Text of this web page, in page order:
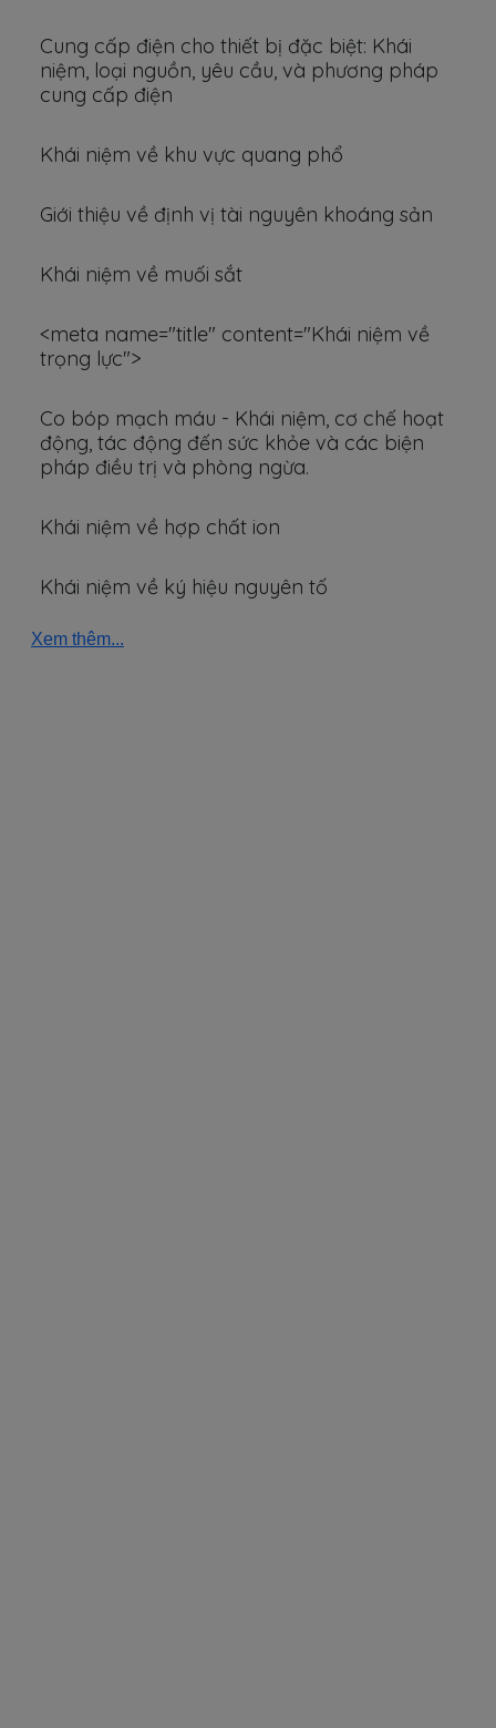
Cung cấp điện cho thiết bị đặc biệt: Khái
niệm, loại nguồn, yêu cầu, và phương pháp
cung cấp điện
Khái niệm về khu vực quang phổ
Giới thiệu về định vị tài nguyên khoáng sản
Khái niệm về muối sắt
<meta name="title" content="Khái niệm về
trọng lực">
Co bóp mạch máu - Khái niệm, cơ chế hoạt
động, tác động đến sức khỏe và các biện
pháp điều trị và phòng ngừa.
Khái niệm về hợp chất ion
Khái niệm về ký hiệu nguyên tố
Xem thêm...